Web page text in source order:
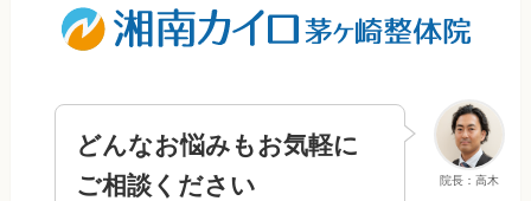
院長：高木
どんなお悩みもお気軽に
ご相談ください